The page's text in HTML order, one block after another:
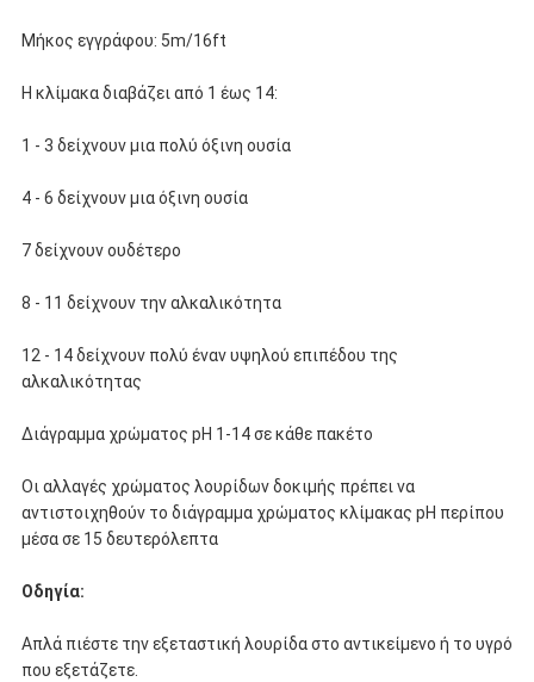
Μήκος εγγράφου: 5m/16ft
Η κλίμακα διαβάζει από 1 έως 14:
1 - 3 δείχνουν μια πολύ όξινη ουσία
4 - 6 δείχνουν μια όξινη ουσία
7 δείχνουν ουδέτερο
8 - 11 δείχνουν την αλκαλικότητα
12 - 14 δείχνουν πολύ έναν υψηλού επιπέδου της
αλκαλικότητας
Διάγραμμα χρώματος pH 1-14 σε κάθε πακέτο
Οι αλλαγές χρώματος λουρίδων δοκιμής πρέπει να
αντιστοιχηθούν το διάγραμμα χρώματος κλίμακας pH περίπου
μέσα σε 15 δευτερόλεπτα
Οδηγία:
Απλά πιέστε την εξεταστική λουρίδα στο αντικείμενο ή το υγρό
που εξετάζετε.